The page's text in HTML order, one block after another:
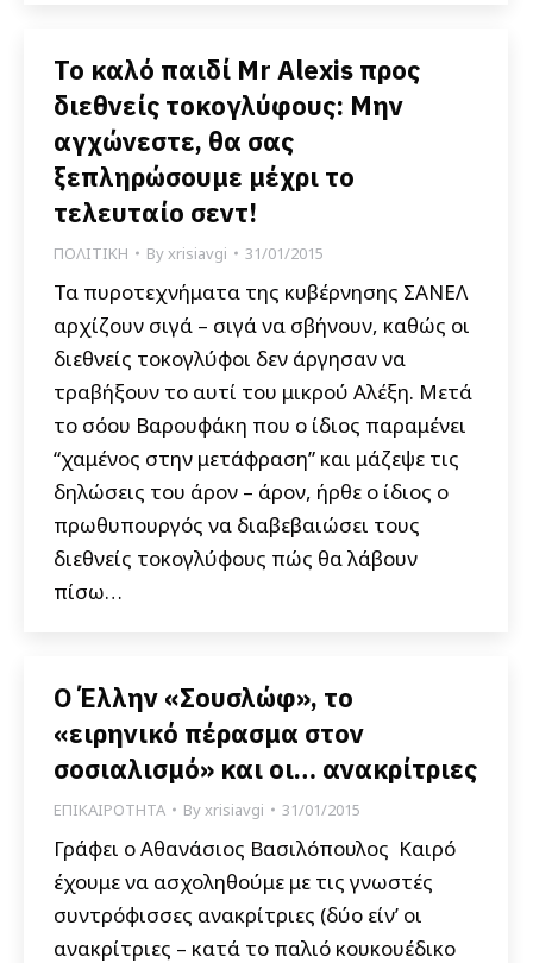
Το καλό παιδί Mr Alexis προς
διεθνείς τοκογλύφους: Μην
αγχώνεστε, θα σας
ξεπληρώσουμε μέχρι το
τελευταίο σεντ!
ΠΟΛΙΤΙΚΗ Byxrisiavgi 31/01/2015
Τα πυροτεχνήματα της κυβέρνησης ΣΑΝΕΛ
αρχίζουν σιγά – σιγά να σβήνουν, καθώς οι
διεθνείς τοκογλύφοι δεν άργησαν να
τραβήξουν το αυτί του μικρού Αλέξη. Μετά
το σόου Βαρουφάκη που ο ίδιος παραμένει
“χαμένος στην μετάφραση” και μάζεψε τις
δηλώσεις του άρον – άρον, ήρθε ο ίδιος ο
πρωθυπουργός να διαβεβαιώσει τους
διεθνείς τοκογλύφους πώς θα λάβουν
πίσω…
Ο Έλλην «Σουσλώφ», το
«ειρηνικό πέρασμα στον
σοσιαλισμό» και οι… ανακρίτριες
ΕΠΙΚΑΙΡΟΤΗΤΑ Byxrisiavgi 31/01/2015
Γράφει ο Αθανάσιος Βασιλόπουλος Καιρό
έχουμε να ασχοληθούμε με τις γνωστές
συντρόφισσες ανακρίτριες (δύο είν’ οι
ανακρίτριες – κατά το παλιό κουκουέδικο